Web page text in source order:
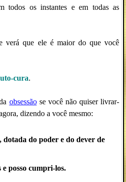
todos os instantes e em todas as
verá que ele é maior do que você
cura.
obsessãose você não quiser livrar-
dizendo a você mesmo:
do poder e do dever de
e posso cumpri-los.